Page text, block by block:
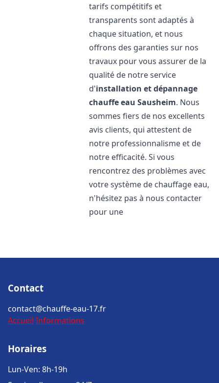
tarifs compétitifs et
transparents sont adaptés à
chaque situation, et nous
offrons des garanties sur nos
travaux pour vous assurer de la
qualité de notre service
d'installation et dépannage
chauffe eau Sausheim. Nous
sommes fiers de nos excellents
avis clients, qui attestent de
notre professionnalisme et de
notre efficacité. Si vous
rencontrez des problèmes avec
votre système de chauffage eau,
n'hésitez pas à nous contacter
pour une
Contact
contact@chauffe-eau-17.fr
Accueil Informations
Horaires
Lun-Ven: 8h-19h